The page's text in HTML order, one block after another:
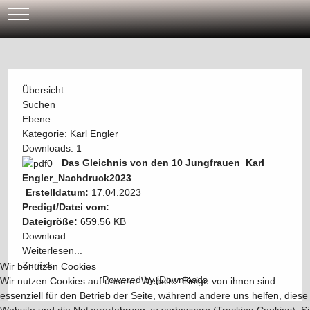
Mobile Menu Toggle
Übersicht
Suchen
Ebene
Kategorie: Karl Engler
Downloads: 1
Das Gleichnis von den 10 Jungfrauen_Karl
Engler_Nachdruck2023
Erstelldatum: 17.04.2023
Predigt/Datei vom:
Dateigröße: 659.56 KB
Download
Weiterlesen...
Zurück
Powered by jDownloads
Wir benutzen Cookies
Wir nutzen Cookies auf unserer Website. Einige von ihnen sind
essenziell für den Betrieb der Seite, während andere uns helfen, diese